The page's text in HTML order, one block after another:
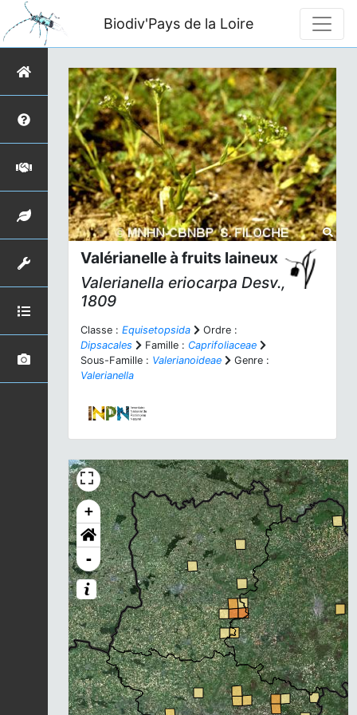
Biodiv'Pays de la Loire
Valérianelle à fruits laineux
Valerianella eriocarpa Desv.,
1809
Classe : Equisetopsida
Ordre :
Dipsacales
Famille : Caprifoliaceae
Sous-Famille : Valerianoideae
Genre :
Valerianella
+
-